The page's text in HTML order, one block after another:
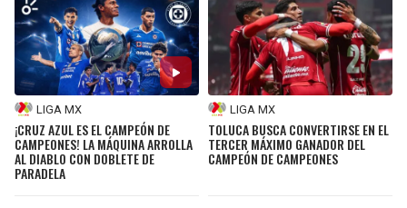
LIGA MX
¡CRUZ AZUL ES EL CAMPEÓN DE
CAMPEONES! LA MÁQUINA ARROLLA
AL DIABLO CON DOBLETE DE
PARADELA
LIGA MX
TOLUCA BUSCA CONVERTIRSE EN EL
TERCER MÁXIMO GANADOR DEL
CAMPEÓN DE CAMPEONES